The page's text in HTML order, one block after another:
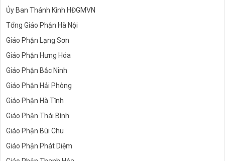
Ủy Ban Thánh Kinh HĐGMVN
Tổng Giáo Phận Hà Nội
Giáo Phận Lạng Sơn
Giáo Phận Hưng Hóa
Giáo Phận Bắc Ninh
Giáo Phận Hải Phòng
Giáo Phận Hà Tĩnh
Giáo Phận Thái Bình
Giáo Phận Bùi Chu
Giáo Phận Phát Diệm